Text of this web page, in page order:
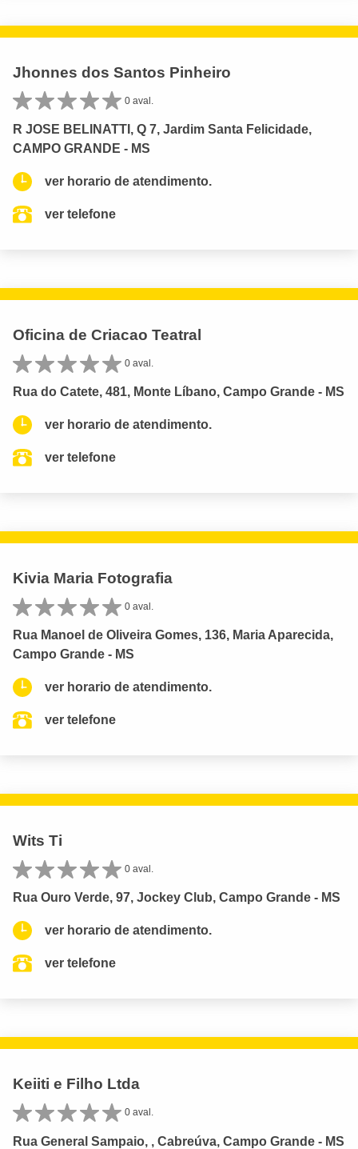
Jhonnes dos Santos Pinheiro
0 aval.
R JOSE BELINATTI, Q 7, Jardim Santa Felicidade,
CAMPO GRANDE - MS
ver horario de atendimento.
ver telefone
Oficina de Criacao Teatral
0 aval.
Rua do Catete, 481, Monte Líbano, Campo Grande - MS
ver horario de atendimento.
ver telefone
Kivia Maria Fotografia
0 aval.
Rua Manoel de Oliveira Gomes, 136, Maria Aparecida,
Campo Grande - MS
ver horario de atendimento.
ver telefone
Wits Ti
0 aval.
Rua Ouro Verde, 97, Jockey Club, Campo Grande - MS
ver horario de atendimento.
ver telefone
Keiiti e Filho Ltda
0 aval.
Rua General Sampaio, , Cabreúva, Campo Grande - MS